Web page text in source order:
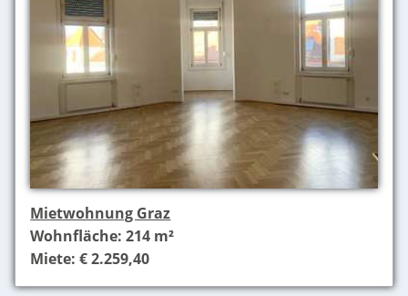
Mietwohnung Graz
Wohnfläche: 214 m²
Miete: € 2.259,40